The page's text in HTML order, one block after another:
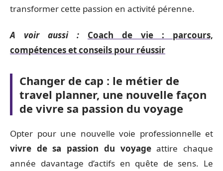
transformer cette passion en activité pérenne.
A voir aussi :
Coach de vie : parcours,
compétences et conseils pour réussir
Changer de cap : le métier de
travel planner, une nouvelle façon
de vivre sa passion du voyage
Opter pour une nouvelle voie professionnelle et
vivre de sa passion du voyageattire chaque
année davantage d’actifs en quête de sens. Le